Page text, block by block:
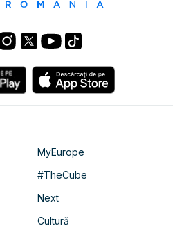
MyEurope
#TheCube
Next
Cultură